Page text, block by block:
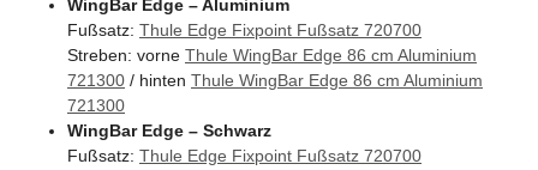
WingBar Edge – Aluminium
Fußsatz: Thule Edge Fixpoint Fußsatz 720700
Streben: vorne Thule WingBar Edge 86 cm Aluminium
721300 / hinten Thule WingBar Edge 86 cm Aluminium
721300
WingBar Edge – Schwarz
Fußsatz: Thule Edge Fixpoint Fußsatz 720700